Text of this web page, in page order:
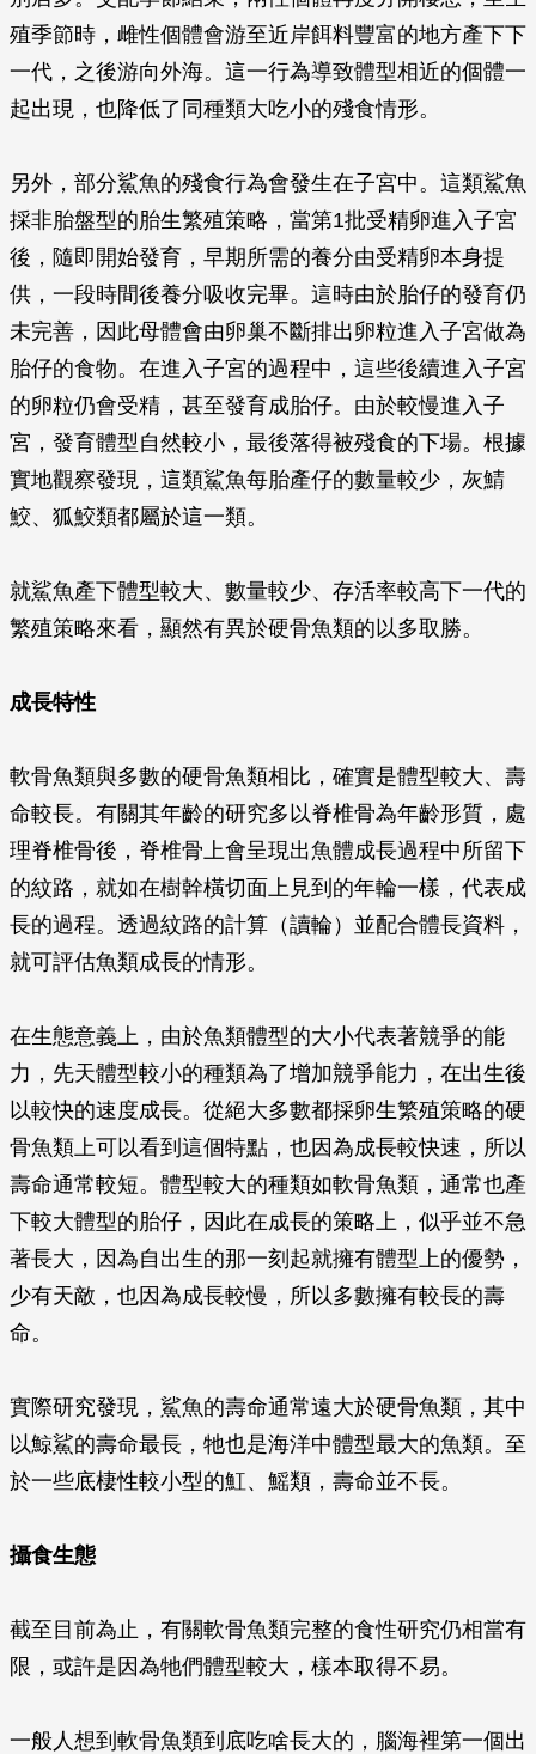
殖季節時，雌性個體會游至近岸餌料豐富的地方產下下
一代，之後游向外海。這一行為導致體型相近的個體一
起出現，也降低了同種類大吃小的殘食情形。
另外，部分鯊魚的殘食行為會發生在子宮中。這類鯊魚
採非胎盤型的胎生繁殖策略，當第1批受精卵進入子宮
後，隨即開始發育，早期所需的養分由受精卵本身提
供，一段時間後養分吸收完畢。這時由於胎仔的發育仍
未完善，因此母體會由卵巢不斷排出卵粒進入子宮做為
胎仔的食物。在進入子宮的過程中，這些後續進入子宮
的卵粒仍會受精，甚至發育成胎仔。由於較慢進入子
宮，發育體型自然較小，最後落得被殘食的下場。根據
實地觀察發現，這類鯊魚每胎產仔的數量較少，灰鯖
鮫、狐鮫類都屬於這一類。
就鯊魚產下體型較大、數量較少、存活率較高下一代的
繁殖策略來看，顯然有異於硬骨魚類的以多取勝。
成長特性
軟骨魚類與多數的硬骨魚類相比，確實是體型較大、壽
命較長。有關其年齡的研究多以脊椎骨為年齡形質，處
理脊椎骨後，脊椎骨上會呈現出魚體成長過程中所留下
的紋路，就如在樹幹橫切面上見到的年輪一樣，代表成
長的過程。透過紋路的計算（讀輪）並配合體長資料，
就可評估魚類成長的情形。
在生態意義上，由於魚類體型的大小代表著競爭的能
力，先天體型較小的種類為了增加競爭能力，在出生後
以較快的速度成長。從絕大多數都採卵生繁殖策略的硬
骨魚類上可以看到這個特點，也因為成長較快速，所以
壽命通常較短。體型較大的種類如軟骨魚類，通常也產
下較大體型的胎仔，因此在成長的策略上，似乎並不急
著長大，因為自出生的那一刻起就擁有體型上的優勢，
少有天敵，也因為成長較慢，所以多數擁有較長的壽
命。
實際研究發現，鯊魚的壽命通常遠大於硬骨魚類，其中
以鯨鯊的壽命最長，牠也是海洋中體型最大的魚類。至
於一些底棲性較小型的魟、鰩類，壽命並不長。
攝食生態
截至目前為止，有關軟骨魚類完整的食性研究仍相當有
限，或許是因為牠們體型較大，樣本取得不易。
一般人想到軟骨魚類到底吃啥長大的，腦海裡第一個出